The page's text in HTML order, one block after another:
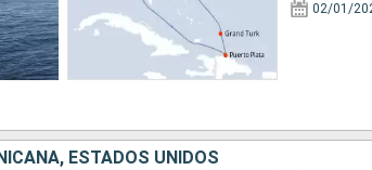
02/01/
ESTADOS UNIDOS